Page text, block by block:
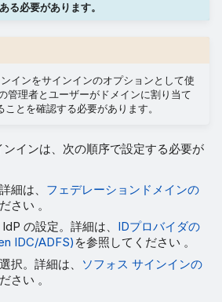
る必要があります。
インをサインインのオプションとして使
管理者とユーザーがドメインに割り当て
とを確認する必要があります。
インは、次の順序で設定する必要が
細は、 フェデレーションドメインの
さい 。
の設定。詳細は、 IDプロバイダの
IDC/ADFS) を参照してください 。
択。詳細は、 ソフォス サインインの
さい 。